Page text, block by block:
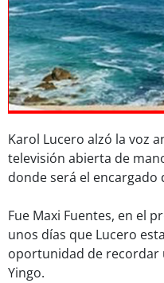
Karol Lucero alzó la voz
televisión abierta de
donde será el encargado
Fue Maxi Fuentes, en el
unos días que Lucero
oportunidad de recordar
Yingo.